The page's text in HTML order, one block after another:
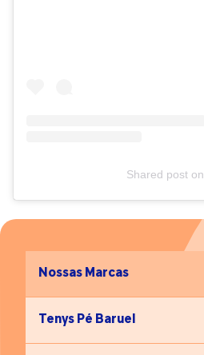
Shared poston
Nossas Marcas
Tenys Pé Baruel